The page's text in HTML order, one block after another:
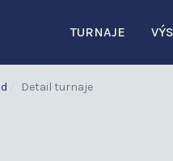
TURNAJE
Detail turnaje